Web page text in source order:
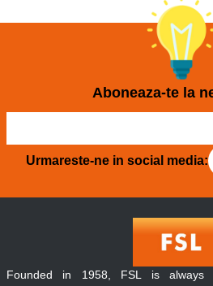
Aboneaza-te la
Urmareste-ne in social media:
Founded in 1958, FSL is always